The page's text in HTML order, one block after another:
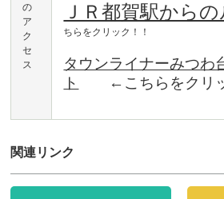
の
ア
ク
セ
ス
ＪＲ都賀駅からの
ちらをクリック！！
タウンライナーみつわ
ト
←こちらをクリッ
関連リンク